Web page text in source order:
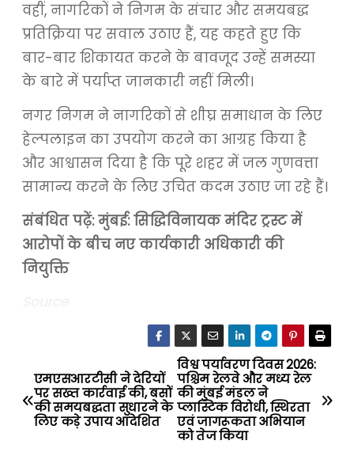
वहीं, नागरिकों ने निगम के संचार और समयबद्ध
प्रतिक्रिया पर सवाल उठाए हैं, यह कहते हुए कि
बार-बार शिकायत करने के बावजूद उन्हें समस्या
के बारे में पर्याप्त जानकारी नहीं मिली।
नगर निगम ने नागरिकों से शीघ्र समाधान के लिए
हेल्पलाइन का उपयोग करने का आग्रह किया है
और आश्वासन दिया है कि पूरे शहर में जल गुणवत्ता
सामान्य करने के लिए उचित कदम उठाए जा रहे हैं।
संबंधित पढ़ें: मुंबई: सिद्धिविनायक मंदिर ट्रस्ट में
आरोपों के बीच नए कार्यकारी अधिकारी की
नियुक्ति
P
o
विश्व पर्यावरण दिवस 2026:
पश्चिम रेलवे और मध्य रेल
की मुंबई मंडल ने
प्लास्टिक विरोधी, स्थिरता
एवं जागरूकता अभियान
को तेज किया
एमएसआरटीसी ने देरियों
पर सख्त कार्रवाई की, बसों
की समयबद्धता सुधारने के
लिए कड़े उपाय आदेशित